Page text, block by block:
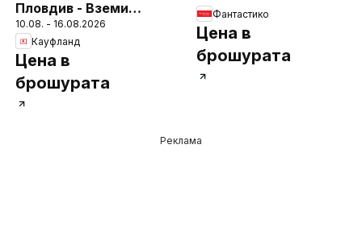
Пловдив - Вземи
повече, спести
повече
10.08. - 16.08.2026
Кауфланд
Цена в
брошурата
Фантастико
Цена в
брошурата
Реклама